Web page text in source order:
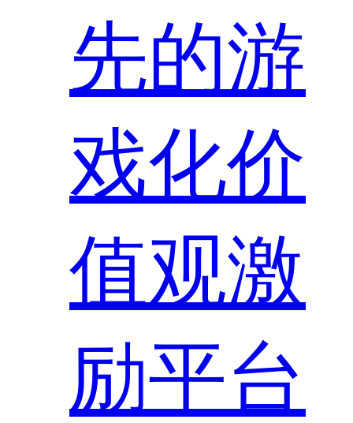
先的游
戏化价
值观激
励平台